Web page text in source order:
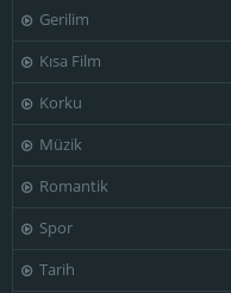
Gerilim
Kısa Film
Korku
Müzik
Romantik
Spor
Tarih